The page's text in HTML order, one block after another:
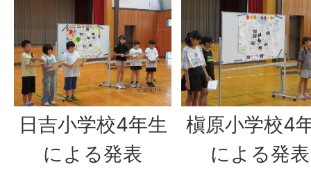
日吉小学校4年生
による発表
槇原小学校4
による発表